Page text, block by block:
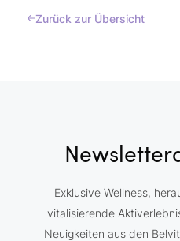
Zurück zur Übersicht
Exklusive Wellness,
vitalisierende
Neuigkeiten aus den